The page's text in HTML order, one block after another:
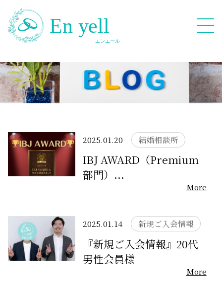
082-909-2380
HOME
サービスの特徴
2025.01.20 結婚相談所
IBJ AWARD（Premium
部門）...
More
2025.01.14 新規ご入会情報
『新規ご入会情報』20代
男性会員様
More